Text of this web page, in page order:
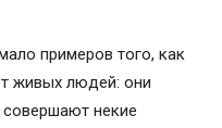
примеров того, как
живых людей: они
некие